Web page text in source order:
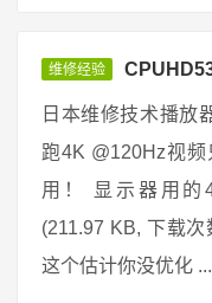
维修经验
日本维修技术播放
跑4K @120Hz视
用！ 显示器用的
(211.97 KB, 下载
这个估计你没优化 ...